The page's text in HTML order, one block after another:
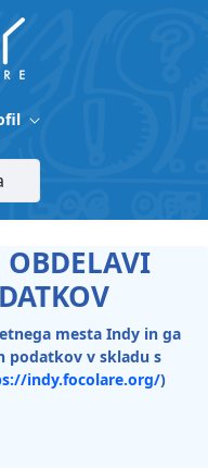
mesta Indy in ga
podatkov v skladu s
indy.focolare.org/)